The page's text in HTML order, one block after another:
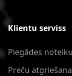
Klientu serviss
Piegādes
Preču atgriešana